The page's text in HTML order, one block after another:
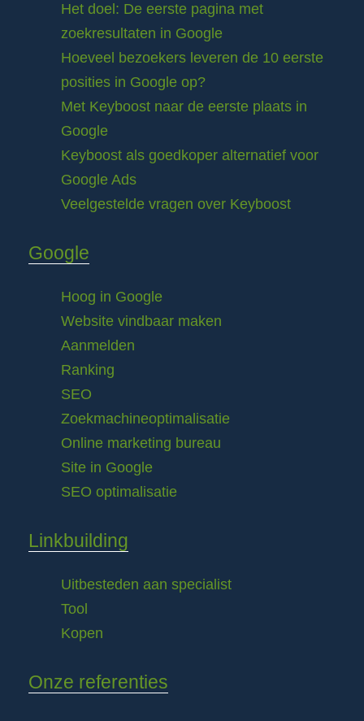
Het doel: De eerste pagina met
zoekresultaten in Google
Hoeveel bezoekers leveren de 10 eerste
posities in Google op?
Met Keyboost naar de eerste plaats in
Google
Keyboost als goedkoper alternatief voor
Google Ads
Veelgestelde vragen over Keyboost
Google
Hoog in Google
Website vindbaar maken
Aanmelden
Ranking
SEO
Zoekmachineoptimalisatie
Online marketing bureau
Site in Google
SEO optimalisatie
Linkbuilding
Uitbesteden aan specialist
Tool
Kopen
Onze referenties